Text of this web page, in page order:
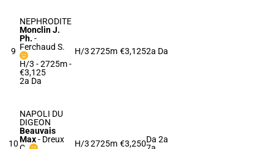
9
NEPHRODITE
Monclin J.
Ph. -
Ferchaud S.
H/3 - 2725m-
€3,125
2a Da
H/32725m €3,1252a Da
10
NAPOLI DU
DIGEON
Beauvais
Max- Dreux
H/32725m €3,250Da 2a